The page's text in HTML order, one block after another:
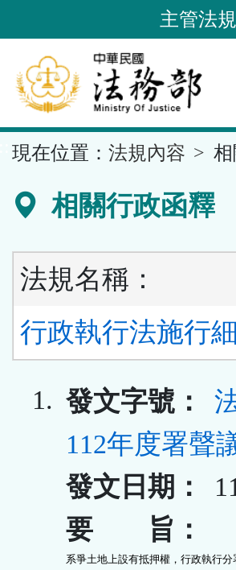
到
要
內
容
區
主管法
現在位置： 法規內容
相關行政函釋
法規名稱：
行政執行法施行
1. 發文字號：
112年度署聲
發文日期：
要 旨：
系爭土地上設有抵押權，行政執行